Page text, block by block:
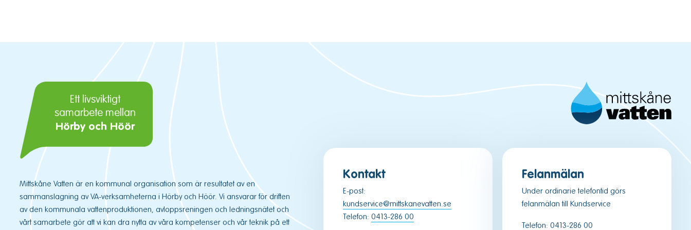
Ett livsviktigt
samarbete mellan
Hörby och Höör
Mittskåne Vatten är en kommunal organisation som är resultatet av en
sammanslagning av VA-verksamheterna i Hörby och Höör. Vi ansvarar för driften
av den kommunala vattenproduktionen, avloppsreningen och ledningsnätet och
vårt samarbete gör att vi kan dra nytta av våra kompetenser och vår teknik på ett
Kontakt
E-post:
kundservice@mittskanevatten.se
Telefon:0413-286 00
Felanmälan
Under ordinarie telefontid görs
felanmälan till Kundservice
Telefon:0413-286 00